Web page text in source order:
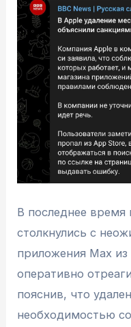
В последнее время
столкнулись с
приложения Max
оперативно
пояснив, что
необходимостью